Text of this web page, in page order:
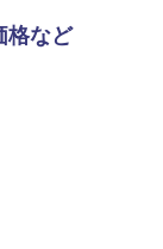
格など